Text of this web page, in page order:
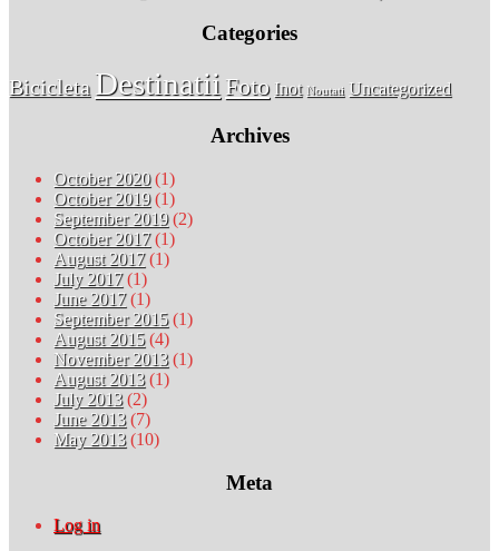
Categories
Bicicleta Destinatii Foto Inot Noutati Uncategorized
Archives
October 2020(1)
October 2019(1)
September 2019(2)
October 2017(1)
August 2017(1)
July 2017(1)
June 2017(1)
September 2015(1)
August 2015(4)
November 2013(1)
August 2013(1)
July 2013(2)
June 2013(7)
May 2013(10)
Meta
Log in